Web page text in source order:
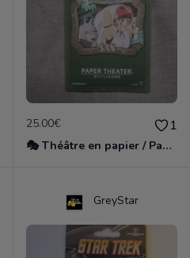
25.00€ 1
🎭 Théâtre en papier / Paper Theater - Princesse Mononoké - Studio Ghibli
GreyStar